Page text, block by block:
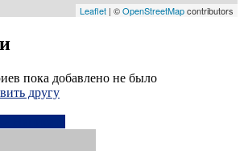
Leaflet | ©OpenStreetMapcontributors
пока добавлено не было
другу